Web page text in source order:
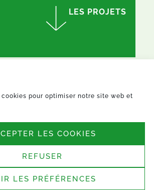
pour optimiser notre site web et
LES COOKIES
REFUSER
LES PRÉFÉRENCES
LES PROJETS